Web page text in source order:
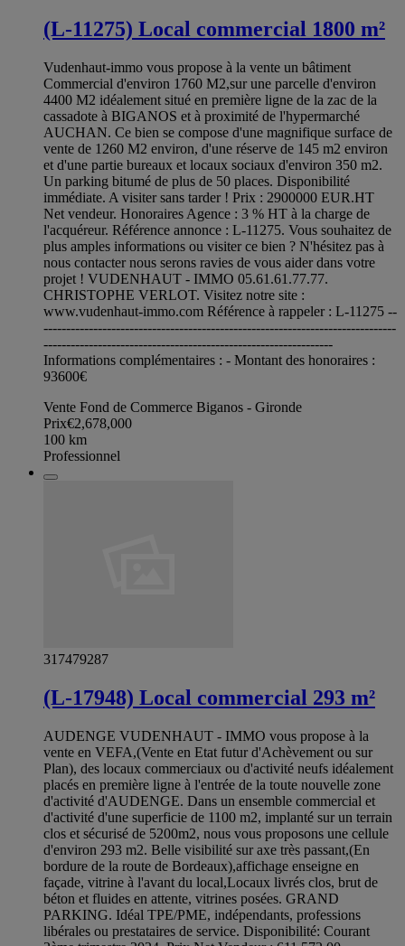
(L-11275) Local commercial 1800 m²
Vudenhaut-immo vous propose à la vente un bâtiment
Commercial d'environ 1760 M2,sur une parcelle d'environ
4400 M2 idéalement situé en première ligne de la zac de la
cassadote à BIGANOS et à proximité de l'hypermarché
AUCHAN. Ce bien se compose d'une magnifique surface de
vente de 1260 M2 environ, d'une réserve de 145 m2 environ
et d'une partie bureaux et locaux sociaux d'environ 350 m2.
Un parking bitumé de plus de 50 places. Disponibilité
immédiate. A visiter sans tarder ! Prix : 2900000 EUR.HT
Net vendeur. Honoraires Agence : 3 % HT à la charge de
l'acquéreur. Référence annonce : L-11275. Vous souhaitez de
plus amples informations ou visiter ce bien ? N'hésitez pas à
nous contacter nous serons ravies de vous aider dans votre
projet ! VUDENHAUT - IMMO 05.61.61.77.77.
CHRISTOPHE VERLOT. Visitez notre site :
www.vudenhaut-immo.com Référence à rappeler : L-11275 --
------------------------------------------------------------------------------
----------------------------------------------------------------
Informations complémentaires : - Montant des honoraires :
93600€
Vente Fond de Commerce Biganos - Gironde
Prix€2,678,000
100 km
Professionnel
317479287
(L-17948) Local commercial 293 m²
AUDENGE VUDENHAUT - IMMO vous propose à la
vente en VEFA,(Vente en Etat futur d'Achèvement ou sur
Plan), des locaux commerciaux ou d'activité neufs idéalement
placés en première ligne à l'entrée de la toute nouvelle zone
d'activité d'AUDENGE. Dans un ensemble commercial et
d'activité d'une superficie de 1100 m2, implanté sur un terrain
clos et sécurisé de 5200m2, nous vous proposons une cellule
d'environ 293 m2. Belle visibilité sur axe très passant,(En
bordure de la route de Bordeaux),affichage enseigne en
façade, vitrine à l'avant du local,Locaux livrés clos, brut de
béton et fluides en attente, vitrines posées. GRAND
PARKING. Idéal TPE/PME, indépendants, professions
libérales ou prestataires de service. Disponibilité: Courant